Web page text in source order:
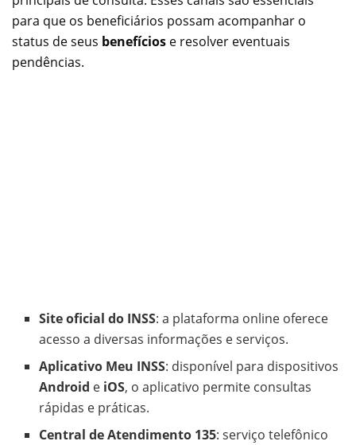
para que os beneficiários possam acompanhar o
status de seus benefícios e resolver eventuais
pendências.
Site oficial do INSS: a plataforma online oferece
acesso a diversas informações e serviços.
Aplicativo Meu INSS: disponível para dispositivos
Android e iOS, o aplicativo permite consultas
rápidas e práticas.
Central de Atendimento 135: serviço telefônico